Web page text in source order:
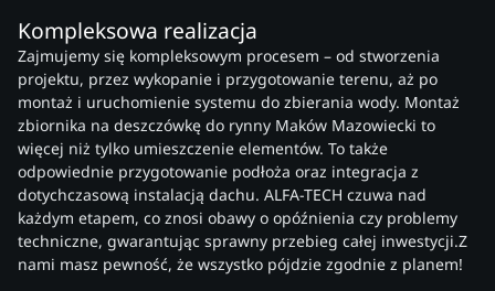
Kompleksowa realizacja
Zajmujemy się kompleksowym procesem – od stworzenia
projektu, przez wykopanie i przygotowanie terenu, aż po
montaż i uruchomienie systemu do zbierania wody. Montaż
zbiornika na deszczówkę do rynny Maków Mazowiecki to
więcej niż tylko umieszczenie elementów. To także
odpowiednie przygotowanie podłoża oraz integracja z
dotychczasową instalacją dachu. ALFA-TECH czuwa nad
każdym etapem, co znosi obawy o opóźnienia czy problemy
techniczne, gwarantując sprawny przebieg całej inwestycji.Z
nami masz pewność, że wszystko pójdzie zgodnie z planem!